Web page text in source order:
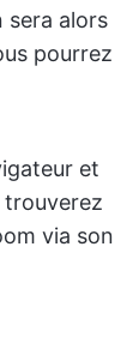
sera alors
pourrez
et
via son